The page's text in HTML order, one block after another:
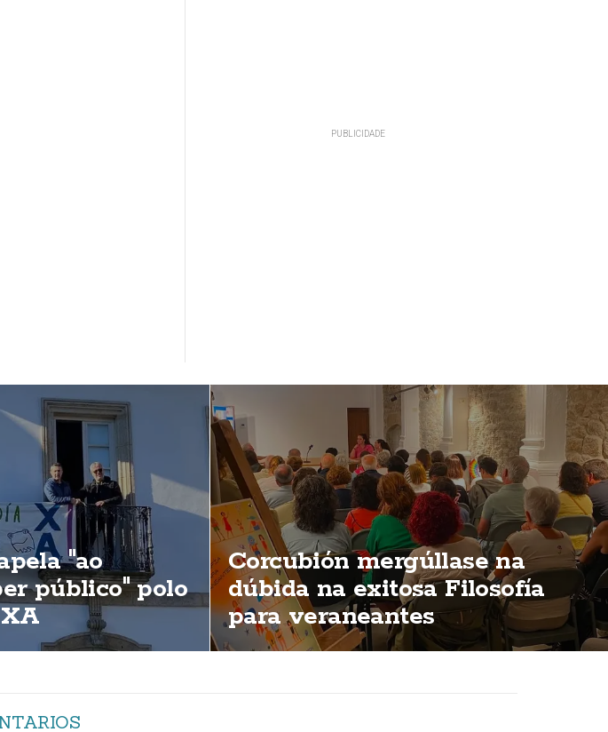
"ao
público" polo
Corcubión mergúllase na
dúbida na exitosa Filosofía
para veraneantes